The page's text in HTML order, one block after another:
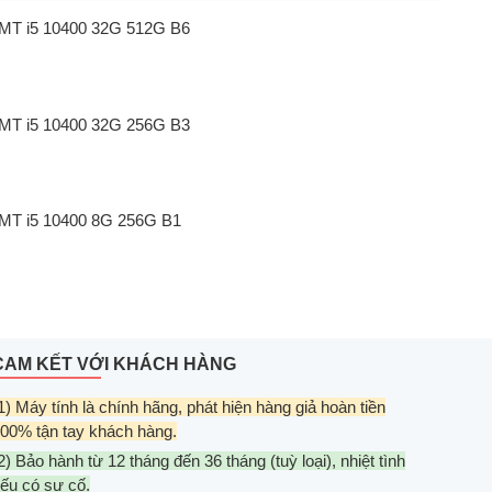
i5 10400 32G 512G B6
i5 10400 32G 256G B3
i5 10400 8G 256G B1
KẾT VỚI KHÁCH HÀNG
Máy tính là chính hãng, phát hiện hàng giả hoàn tiền
tận tay khách hàng.
Bảo hành từ 12 tháng đến 36 tháng (tuỳ loại), nhiệt tình
có sự cố.